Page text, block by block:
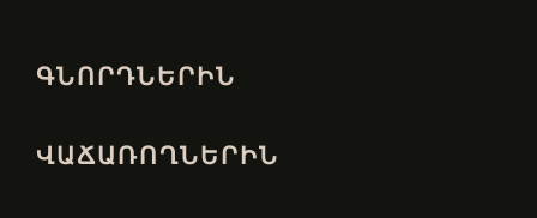
ԳՆՈՐԴՆԵՐԻՆ
ՎԱՃԱՌՈՂՆԵՐԻՆ